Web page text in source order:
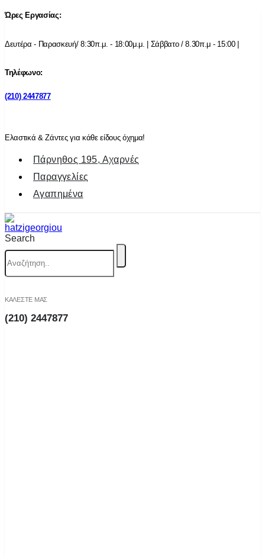
Ώρες Εργασίας:
Δευτέρα - Παρασκευή/ 8:30π.μ. - 18:00μ.μ. | Σάββατο / 8.30π.μ - 15:00 |
Τηλέφωνο:
(210) 2447877
Ελαστικά & Ζάντες για κάθε είδους όχημα!
Πάρνηθος 195, Αχαρνές
Παραγγελίες
Αγαπημένα
Search
ΚΑΛΕΣΤΕ ΜΑΣ
(210) 2447877